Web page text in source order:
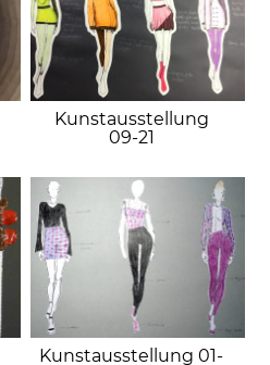
Kunstausstellung
09-21
Kunstausstellung 01-